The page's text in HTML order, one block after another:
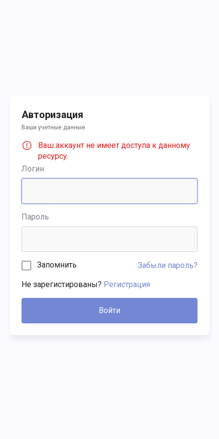
Авторизация
Ваши учетные данные
Ваш аккаунт не имеет доступа к данному
ресурсу.
Логин
Пароль
Запомнить Забыли пароль?
Не зарегистированы? Регистрация